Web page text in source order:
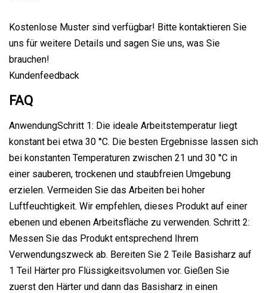
Kostenlose Muster sind verfügbar! Bitte kontaktieren Sie
uns für weitere Details und sagen Sie uns, was Sie
brauchen!
Kundenfeedback
FAQ
AnwendungSchritt 1: Die ideale Arbeitstemperatur liegt
konstant bei etwa 30 °C. Die besten Ergebnisse lassen sich
bei konstanten Temperaturen zwischen 21 und 30 °C in
einer sauberen, trockenen und staubfreien Umgebung
erzielen. Vermeiden Sie das Arbeiten bei hoher
Luftfeuchtigkeit. Wir empfehlen, dieses Produkt auf einer
ebenen und ebenen Arbeitsfläche zu verwenden. Schritt 2:
Messen Sie das Produkt entsprechend Ihrem
Verwendungszweck ab. Bereiten Sie 2 Teile Basisharz auf
1 Teil Härter pro Flüssigkeitsvolumen vor. Gießen Sie
zuerst den Härter und dann das Basisharz in einen